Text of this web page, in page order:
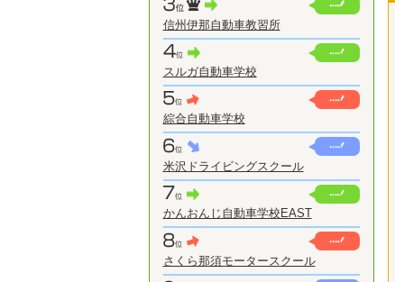
信州伊那自動車教習所
スルガ自動車学校
綜合自動車学校
米沢ドライビングスクール
かんおんじ自動車学校EAST
さくら那須モータースクール